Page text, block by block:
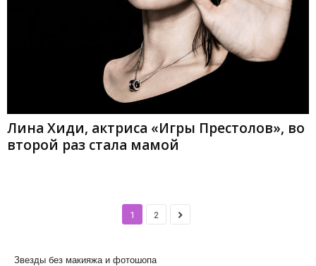
Лина Хиди, актриса «Игры Престолов», во
второй раз стала мамой
1 2
Звезды без макияжа и фотошопа